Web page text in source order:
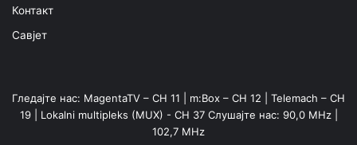
Контакт
Савјет
Гледајте нас: MagentaTV – CH 11 | m:Box – CH 12 | Telemach – CH
19 | Lokalni multipleks (MUX) - CH 37 Слушајте нас: 90,0 MHz |
102,7 MHz